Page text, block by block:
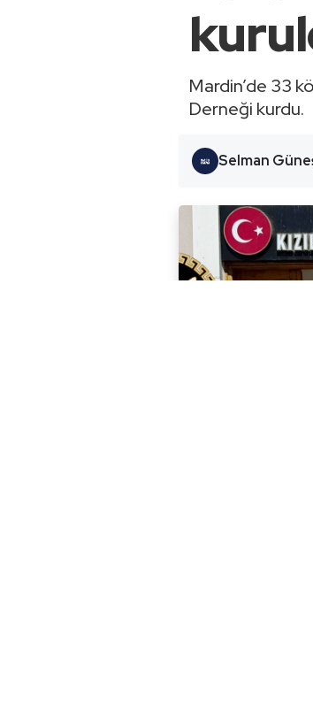
Mardin’de 33
Derneği kurdu.
Selman